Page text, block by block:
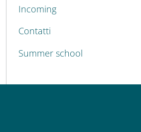
Incoming
Contatti
Summer school